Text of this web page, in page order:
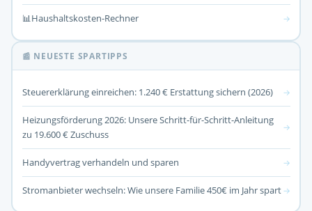
📊 Haushaltskosten-Rechner →
📰 NEUESTE SPARTIPPS
Steuererklärung einreichen: 1.240 € Erstattung sichern (2026) →
Heizungsförderung 2026: Unsere Schritt-für-Schritt-Anleitung
zu 19.600 € Zuschuss
→
Handyvertrag verhandeln und sparen →
Stromanbieter wechseln: Wie unsere Familie 450€ im Jahr spart →